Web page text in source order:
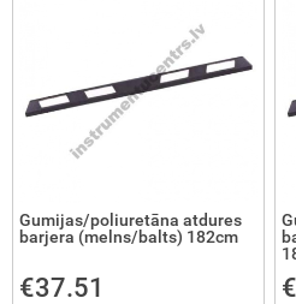
Gumijas/poliuretāna atdures
barjera (melns/balts) 182cm
€37.51
degvielas uzpildes un
sistēmas
kurināmā tvertnes
mobilie metāla žogi un